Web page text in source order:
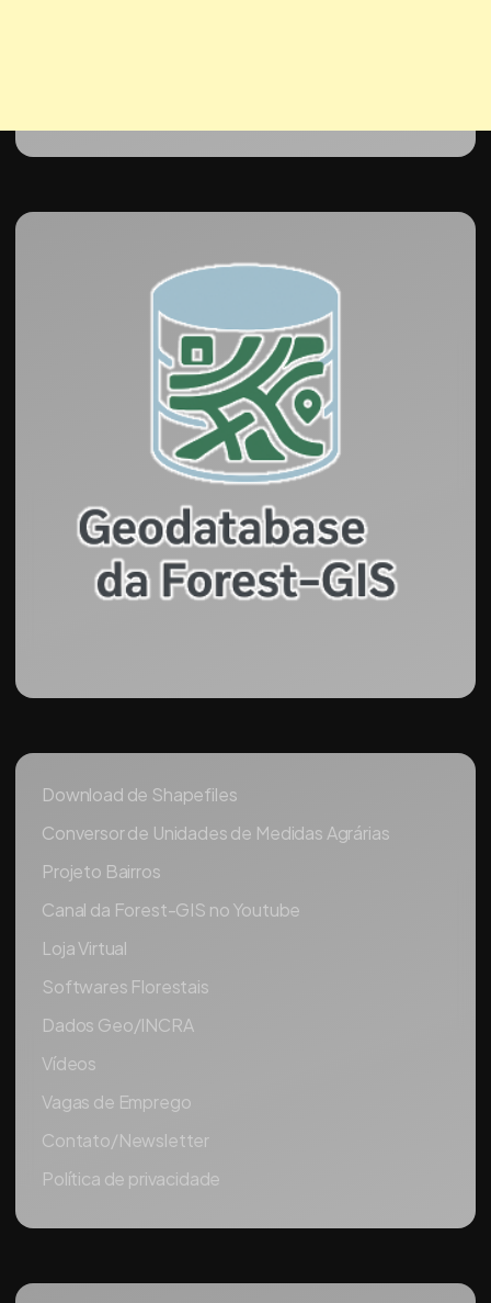
Download de Shapefiles
Conversor de Unidades de Medidas Agrárias
Projeto Bairros
Canal da Forest-GIS no Youtube
Loja Virtual
Softwares Florestais
Dados Geo/INCRA
Vídeos
Vagas de Emprego
Contato/Newsletter
Política de privacidade